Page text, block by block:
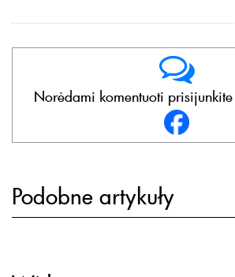
Norėdami komentuoti
Podobne artykuły